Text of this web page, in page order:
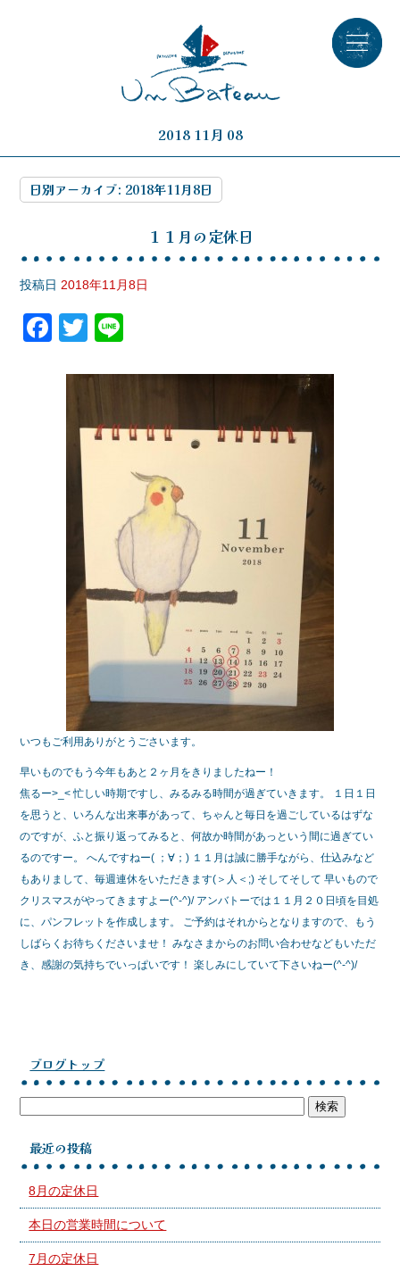
2018 11月 08
日別アーカイブ: 2018年11月8日
１１月の定休日
投稿日 2018年11月8日
F
c
T
tt
er
e
いつもご利用ありがとうごさいます。
早いものでもう今年もあと２ヶ月をきりましたねー！
焦るー>_< 忙しい時期ですし、みるみる時間が過ぎていきます。 １日１日
を思うと、いろんな出来事があって、ちゃんと毎日を過ごしているはずな
のですが、ふと振り返ってみると、何故か時間があっという間に過ぎてい
るのですー。 へんですねー( ；∀；) １１月は誠に勝手ながら、仕込みなど
もありまして、毎週連休をいただきます(＞人＜;) そしてそして 早いもので
クリスマスがやってきますよー(^-^)/ アンバトーでは１１月２０日頃を目処
に、パンフレットを作成します。 ご予約はそれからとなりますので、もう
しばらくお待ちくださいませ！ みなさまからのお問い合わせなどもいただ
き、感謝の気持ちでいっぱいです！ 楽しみにしていて下さいねー(^-^)/
ブログトップ
最近の投稿
8月の定休日
本日の営業時間について
7月の定休日